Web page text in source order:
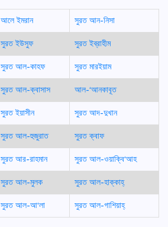
আলে ইমরান
সুরত আন-নিসা
সুরত ইউসুফ
সুরত ইব্রাহীম
সুরত আল-কাহফ
সুরত মারইয়াম
সুরত আল-ক্বাসাস
আল-‘আনকাবূত
সুরত ইয়াসীন
সুরত আদ-দুখান
সুরত আল-হুজুরাত
সুরত ক্বাফ
সুরত আর-রাহমান
সুরত আল-ওয়াক্বি‘আহ
সুরত আল-মুলক
সুরত আল-হাক্কাহ্
সুরত আল-আ‘লা সুরত আল-গাশিয়াহ্